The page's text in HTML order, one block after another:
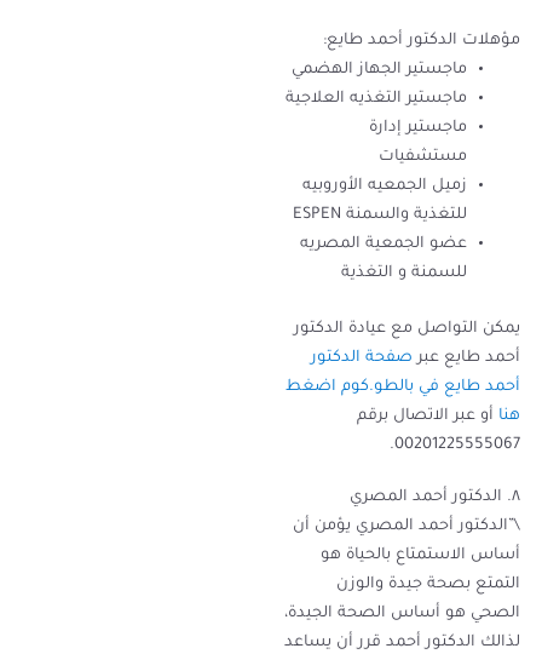
مؤهلات الدكتور أحمد طايع:
ماجستير الجهاز الهضمي
ماجستير التغذيه العلاجية
ماجستير إدارة
مستشفيات
زميل الجمعيه الأوروبيه
للتغذية والسمنة ESPEN
عضو الجمعية المصريه
للسمنة و التغذية
يمكن التواصل مع عيادة الدكتور
أحمد طايع عبر صفحة الدكتور
أحمد طايع في بالطو.كوم اضغط
هنا أو عبر الاتصال برقم
00201225555067.
٨. الدكتور أحمد المصري
\”الدكتور أحمد المصري يؤمن أن
أساس الاستمتاع بالحياة هو
التمتع بصحة جيدة والوزن
الصحي هو أساس الصحة الجيدة،
لذالك الدكتور أحمد قرر أن يساعد